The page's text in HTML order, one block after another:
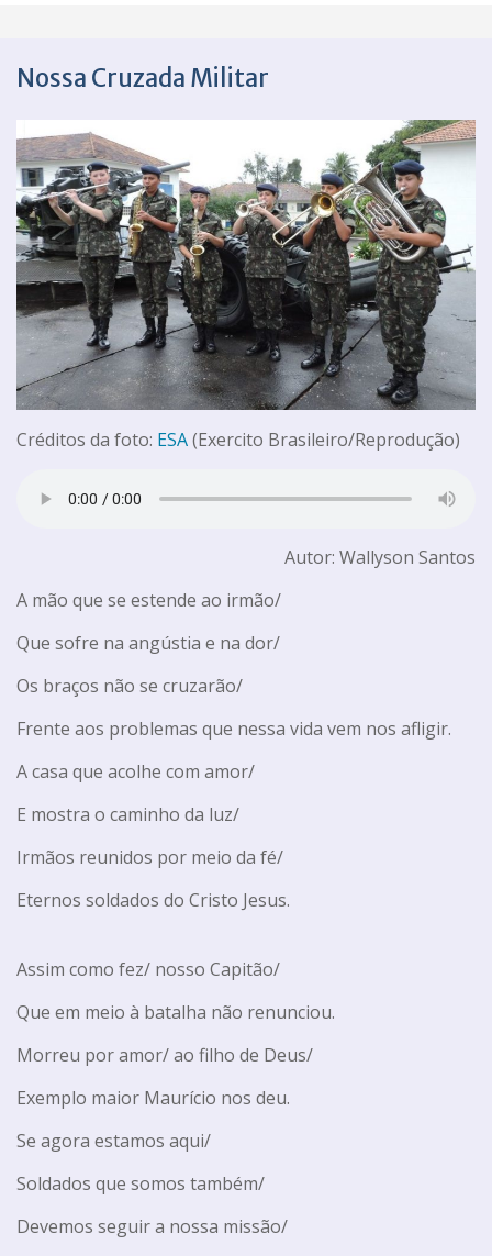
Nossa Cruzada Militar
Créditos da foto: ESA(Exercito Brasileiro/Reprodução)
Autor: Wallyson Santos
A mão que se estende ao irmão/
Que sofre na angústia e na dor/
Os braços não se cruzarão/
Frente aos problemas que nessa vida vem nos afligir.
A casa que acolhe com amor/
E mostra o caminho da luz/
Irmãos reunidos por meio da fé/
Eternos soldados do Cristo Jesus.
Assim como fez/ nosso Capitão/
Que em meio à batalha não renunciou.
Morreu por amor/ ao filho de Deus/
Exemplo maior Maurício nos deu.
Se agora estamos aqui/
Soldados que somos também/
Devemos seguir a nossa missão/